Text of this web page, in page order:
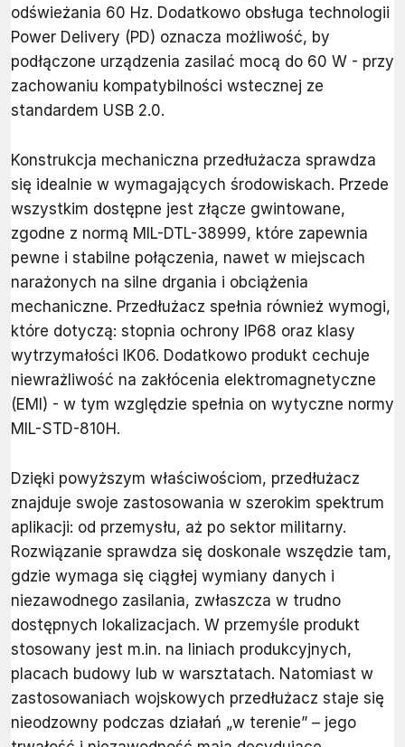
odświeżania 60 Hz. Dodatkowo obsługa technologii
Power Delivery (PD) oznacza możliwość, by
podłączone urządzenia zasilać mocą do 60 W - przy
zachowaniu kompatybilności wstecznej ze
standardem USB 2.0.
Konstrukcja mechaniczna przedłużacza sprawdza
się idealnie w wymagających środowiskach. Przede
wszystkim dostępne jest złącze gwintowane,
zgodne z normą MIL-DTL-38999, które zapewnia
pewne i stabilne połączenia, nawet w miejscach
narażonych na silne drgania i obciążenia
mechaniczne. Przedłużacz spełnia również wymogi,
które dotyczą: stopnia ochrony IP68 oraz klasy
wytrzymałości IK06. Dodatkowo produkt cechuje
niewrażliwość na zakłócenia elektromagnetyczne
(EMI) - w tym względzie spełnia on wytyczne normy
MIL-STD-810H.
Dzięki powyższym właściwościom, przedłużacz
znajduje swoje zastosowania w szerokim spektrum
aplikacji: od przemysłu, aż po sektor militarny.
Rozwiązanie sprawdza się doskonale wszędzie tam,
gdzie wymaga się ciągłej wymiany danych i
niezawodnego zasilania, zwłaszcza w trudno
dostępnych lokalizacjach. W przemyśle produkt
stosowany jest m.in. na liniach produkcyjnych,
placach budowy lub w warsztatach. Natomiast w
zastosowaniach wojskowych przedłużacz staje się
nieodzowny podczas działań „w terenie” – jego